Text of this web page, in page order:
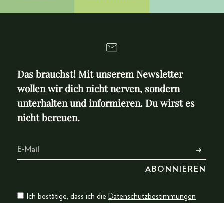
Das brauchst! Mit unserem Newsletter
wollen wir dich nicht nerven, sondern
unterhalten und informieren. Du wirst es
nicht bereuen.
Ich bestätige, dass ich die Datenschutzbestimmungen